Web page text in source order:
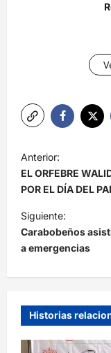
a
v
e
g
a
c
ó
n
Anterior:
EL ORFEBRE
POR EL DÍA DEL
Siguiente:
Carabobeños
a emergencias
Historias